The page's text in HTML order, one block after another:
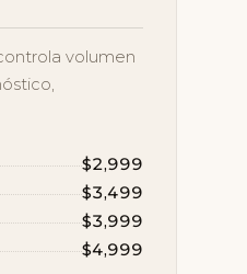
volumen
$2,999
$3,499
$3,999
$4,999